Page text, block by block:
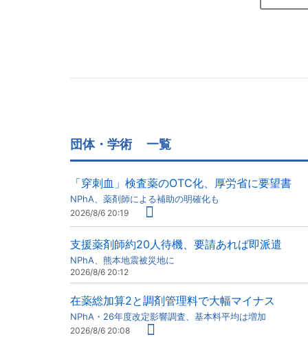
団体・学術 一覧
「穿刺血」検査薬のOTC化、厚労省に要望書
NPhA、薬剤師による補助の明確化も
2026/8/6 20:19
支援薬剤師約20人待機、要請あれば即派遣
NPhA、熊本地震被災地に
2026/8/6 20:12
在薬総加算2と調剤管理料で大幅マイナス
NPhA・26年度改定影響調査、基本料平均は増加
2026/8/6 20:08